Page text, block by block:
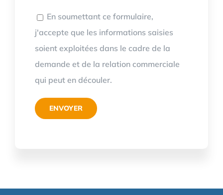
En soumettant ce formulaire,
j'accepte que les informations saisies
soient exploitées dans le cadre de la
demande et de la relation commerciale
qui peut en découler.